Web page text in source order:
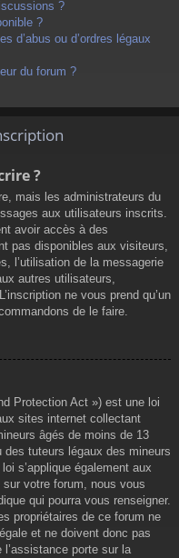
?
?
d’abus ou d’ordres légaux
du forum ?
?
mais les administrateurs du
aux utilisateurs inscrits.
avoir accès à des
pas disponibles aux visiteurs,
l’utilisation de la messagerie
autres utilisateurs,
ne vous prend qu’un
de le faire.
Protection Act ») est une loi
sites internet collectant
âgés de moins de 13
tuteurs légaux des mineurs
s’applique également aux
votre forum, nous vous
qui pourra vous renseigner.
propriétaires de ce forum ne
et ne doivent donc pas
porte sur la